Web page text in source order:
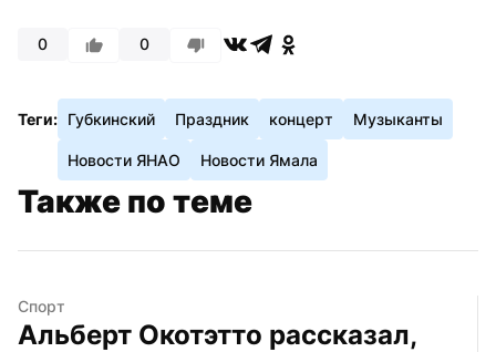
0 0
Теги: Губкинский Праздник концерт Музыканты
Новости ЯНАО Новости Ямала
Также по теме
Спорт
Альберт Окотэтто рассказал,